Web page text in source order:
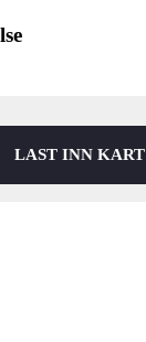
LAST INN KART